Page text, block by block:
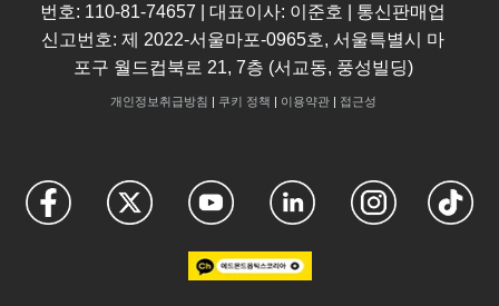
번호: 110-81-74657 | 대표이사: 이준호 | 통신판매업
신고번호: 제 2022-서울마포-0965호, 서울특별시 마
포구 월드컵북로 21, 7층 (서교동, 풍성빌딩)
개인정보취급방침 | 쿠키 정책 | 이용약관| 접근성